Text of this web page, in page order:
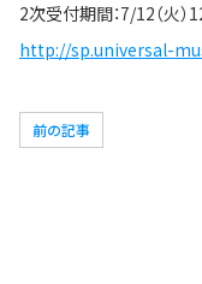
2次受付期間：7/12（火）
http://sp.universal-
前の記事